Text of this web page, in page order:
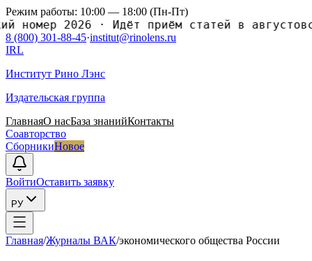
Режим работы: 10:00 — 18:00 (Пн-Пт)
2026·Идёт приём статей в
8 (800) 301-88-45·institut@rinolens.ru
IRL
Институт Рино Лэнс
Издательская группа
ГлавнаяО насБаза знанийКонтакты
Соавторство
СборникиНовое
ВойтиОставить заявку
РУ
Главная/Журналы ВАК/экономического общества России